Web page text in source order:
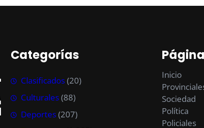
Categorías
Clasificados(20)
Culturales(88)
Deportes(207)
Inicio
Sociedad
Política
Policiales